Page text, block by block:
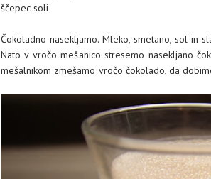
ščepec soli
Čokoladno nasekljamo. Mleko, smetano, sol in
Nato v vročo mešanico stresemo nasekljano
mešalnikom zmešamo vročo čokolado, da